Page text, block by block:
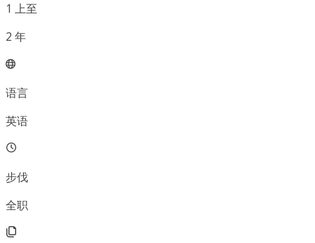
1 上至
2 年
语言
英语
步伐
全职